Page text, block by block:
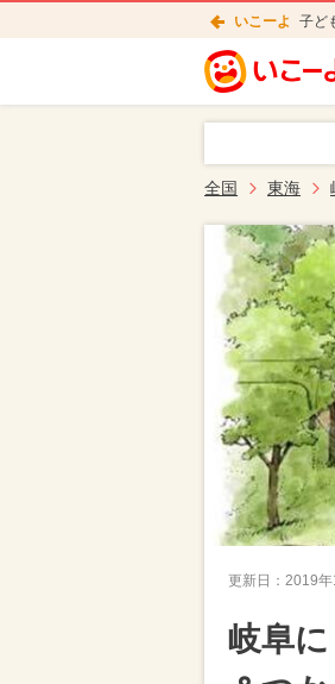
いこーよ 子ど
全国 東海
更新日： 2019年
岐阜